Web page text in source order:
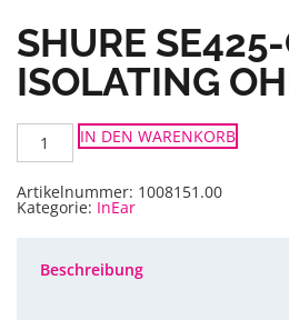
SHURE
ISOLATING
Shure
SE425-
CL
Isolating
Ohrhörer
Menge
IN DEN WARENKORB
Artikelnummer: 1008151.00
Kategorie: InEar
Beschreibung